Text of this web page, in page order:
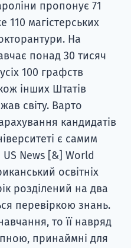
пропонує 71
110 магістерських
На
понад 30 тисяч
100 графств
інших Штатів
світу. Варто
кандидатів
є самим
News [&] World
освітніх
розділений на два
перевіркою знань.
то її навряд
принаймні для